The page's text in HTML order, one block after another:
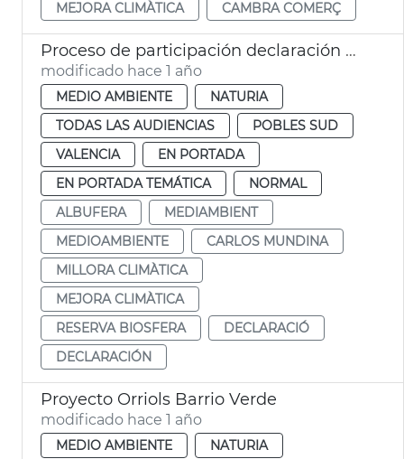
MEJORA CLIMÀTICA
CAMBRA COMERÇ
Proceso de participación declaración Albufera Reserva Biosfera
modificado hace 1 año
MEDIO AMBIENTE
NATURIA
TODAS LAS AUDIENCIAS
POBLES SUD
VALENCIA
EN PORTADA
EN PORTADA TEMÁTICA
NORMAL
ALBUFERA
MEDIAMBIENT
MEDIOAMBIENTE
CARLOS MUNDINA
MILLORA CLIMÀTICA
MEJORA CLIMÀTICA
RESERVA BIOSFERA
DECLARACIÓ
DECLARACIÓN
Proyecto Orriols Barrio Verde
modificado hace 1 año
MEDIO AMBIENTE
NATURIA